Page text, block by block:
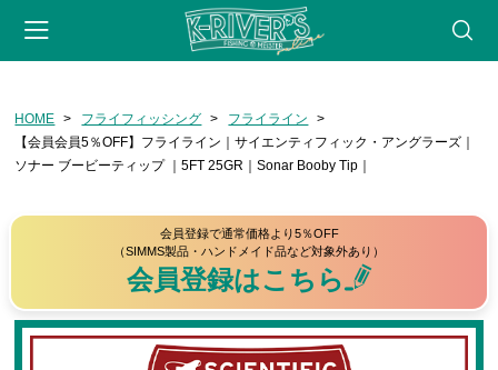
会員登録 マイページ カート webサイト
CATEGORY
フライフィッシング
リール
フライライン
HOME フライフィッシング
フライライン
【会員会員5％OFF】フライライン｜サイエンティフィック・アングラーズ｜
ソナー ブービーティップ ｜5FT 25GR｜Sonar Booby Tip｜
会員登録で通常価格より5％OFF
（SIMMS製品・ハンドメイド品など対象外あり）
会員登録はこちら